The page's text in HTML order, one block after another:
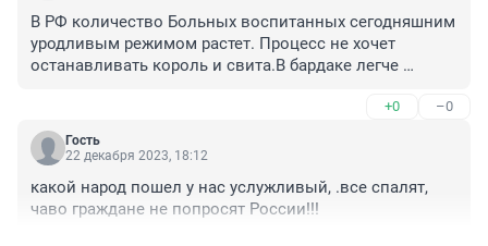
В РФ количество Больных воспитанных сегодняшним
уродливым режимом растет. Процесс не хочет
останавливать король и свита.В бардаке легче
+0 –0
Гость
22 декабря 2023, 18:12
какой народ пошел у нас услужливый, .все спалят,
чаво граждане не попросят России!!!